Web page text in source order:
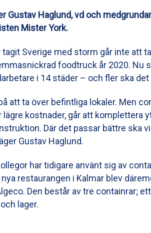
Gustav Haglund, vd och
Mister York.
Sverige med storm går inte att
foodtruck år 2020. Nu
i 14 städer – och fler ska det
att ta över befintliga lokaler. Men
lägre kostnader, går att komplettera
Där det passar bättre ska
Gustav Haglund.
har tidigare använt sig av
restaurangen i Kalmar blev
Den består av tre containrar;
lager.